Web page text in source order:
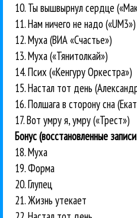
10. Ты вышвырнул сердце
11. Нам ничего не надо («UM3»)
12. Муха (ВИА «Счастье»)
13. Муха («Тянитолкай»)
14. Псих («Кенгуру Оркестра»)
15. Настал тот день
16. Полшага в сторону сна
17. Вот умру я, умру («Трест»)
Бонус (восстановленные
18. Муха
19. Форма
20. Глупец
21. Жизнь утекает